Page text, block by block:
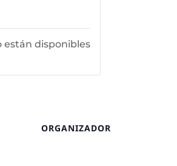
ORGANIZADOR
están disponibles